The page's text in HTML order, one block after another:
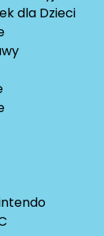
dla Dzieci